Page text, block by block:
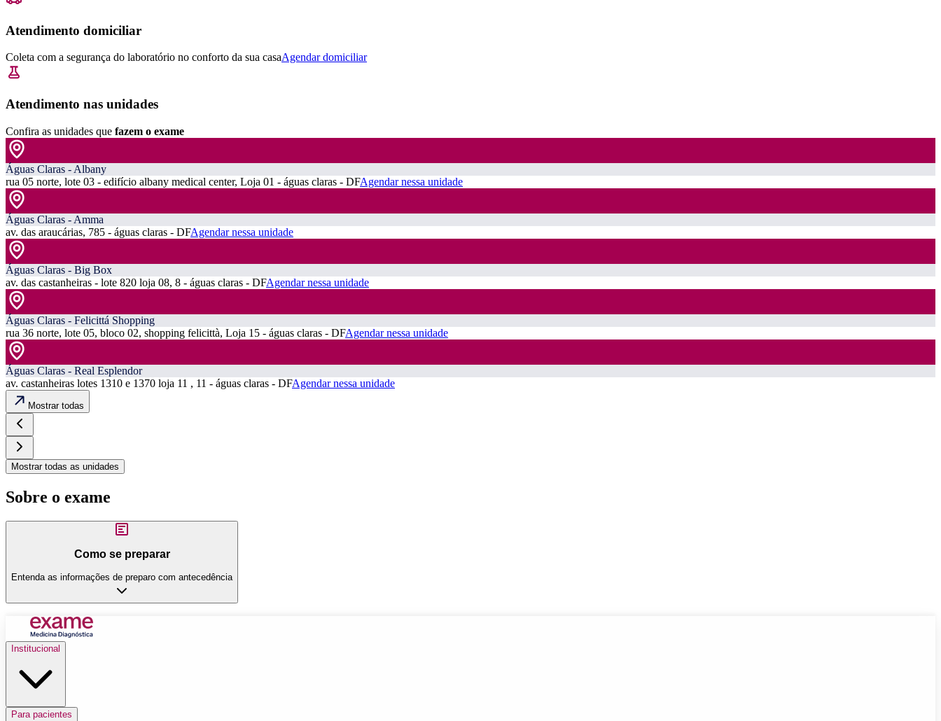
Atendimento domiciliar
Coleta com a segurança do laboratório no conforto da sua casaAgendar domiciliar
Atendimento nas unidades
Confira as unidades que fazem o exame
Águas Claras - Albany
rua 05 norte, lote 03 - edifício albany medical center, Loja 01 - águas claras - DFAgendar nessa unidade
Águas Claras - Amma
av. das araucárias, 785 - águas claras - DFAgendar nessa unidade
Águas Claras - Big Box
av. das castanheiras - lote 820 loja 08, 8 - águas claras - DFAgendar nessa unidade
Águas Claras - Felicittá Shopping
rua 36 norte, lote 05, bloco 02, shopping felicittà, Loja 15 - águas claras - DFAgendar nessa unidade
Águas Claras - Real Esplendor
av. castanheiras lotes 1310 e 1370 loja 11 , 11 - águas claras - DFAgendar nessa unidade
Mostrar todas
Mostrar todas as unidades
Sobre o exame
Como se preparar
Entenda as informações de preparo com antecedência
Institucional
Para pacientes